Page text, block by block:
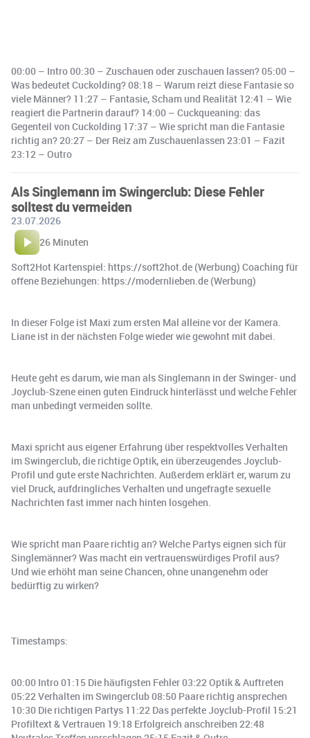
00:00 – Intro 00:30 – Zuschauen oder zuschauen lassen? 05:00 –
Was bedeutet Cuckolding? 08:18 – Warum reizt diese Fantasie so
viele Männer? 11:27 – Fantasie, Scham und Realität 12:41 – Wie
reagiert die Partnerin darauf? 14:00 – Cuckqueaning: das
Gegenteil von Cuckolding 17:37 – Wie spricht man die Fantasie
richtig an? 20:27 – Der Reiz am Zuschauenlassen 23:01 – Fazit
23:12 – Outro
Als Singlemann im Swingerclub: Diese Fehler
solltest du vermeiden
23.07.2026
26 Minuten
Soft2Hot Kartenspiel: https://soft2hot.de (Werbung) Coaching für
offene Beziehungen: https://modernlieben.de (Werbung)
In dieser Folge ist Maxi zum ersten Mal alleine vor der Kamera.
Liane ist in der nächsten Folge wieder wie gewohnt mit dabei.
Heute geht es darum, wie man als Singlemann in der Swinger- und
Joyclub-Szene einen guten Eindruck hinterlässt und welche Fehler
man unbedingt vermeiden sollte.
Maxi spricht aus eigener Erfahrung über respektvolles Verhalten
im Swingerclub, die richtige Optik, ein überzeugendes Joyclub-
Profil und gute erste Nachrichten. Außerdem erklärt er, warum zu
viel Druck, aufdringliches Verhalten und ungefragte sexuelle
Nachrichten fast immer nach hinten losgehen.
Wie spricht man Paare richtig an? Welche Partys eignen sich für
Singlemänner? Was macht ein vertrauenswürdiges Profil aus?
Und wie erhöht man seine Chancen, ohne unangenehm oder
bedürftig zu wirken?
Timestamps:
00:00 Intro 01:15 Die häufigsten Fehler 03:22 Optik & Auftreten
05:22 Verhalten im Swingerclub 08:50 Paare richtig ansprechen
10:30 Die richtigen Partys 11:22 Das perfekte Joyclub-Profil 15:21
Profiltext & Vertrauen 19:18 Erfolgreich anschreiben 22:48